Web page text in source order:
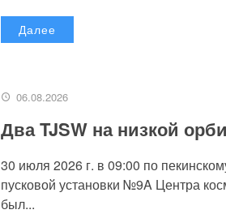
Далее
06.08.2026
Два TJSW на низкой
30 июля 2026 г. в 09:00 по
пусковой установки №9A Центра
был...